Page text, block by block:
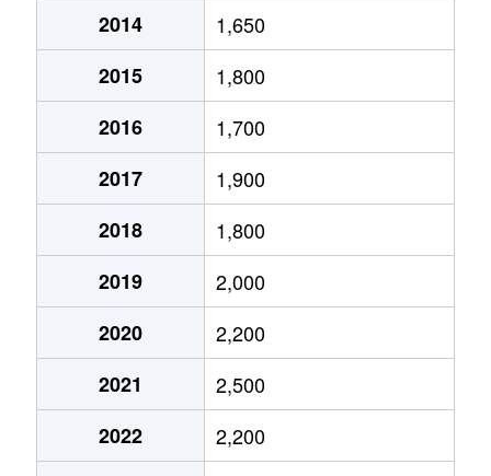
鳳東町
2,800万円
鳳東町
3,100万円
鳳東町
1,900万円
鳳東町
1,000万円
鳳南町
2,900万円
鳳南町
2,600万円
鳳南町
3,000万円
鳳南町
1,800万円
鳳南町
3,100万円
2014
1,650
2015
1,800
2016
1,700
2017
1,900
2018
1,800
2019
2,000
2020
2,200
2021
2,500
2022
2,200